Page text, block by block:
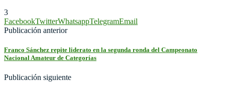
3
FacebookTwitterWhatsappTelegramEmail
Publicación anterior
Franco Sánchez repite liderato en la segunda ronda del Campeonato
Nacional Amateur de Categorías
Publicación siguiente